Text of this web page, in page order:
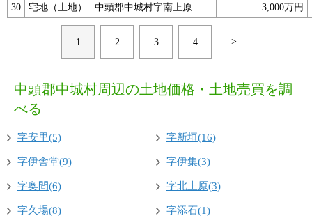
30
宅地（土地） 中頭郡中城村字南上原 3,000万円
1 2 3 4 >
中頭郡中城村周辺の土地価格・土地売買を調
べる
字安里(5) 字新垣(16)
字伊舎堂(9) 字伊集(3)
字奥間(6) 字北上原(3)
字久場(8) 字添石(1)